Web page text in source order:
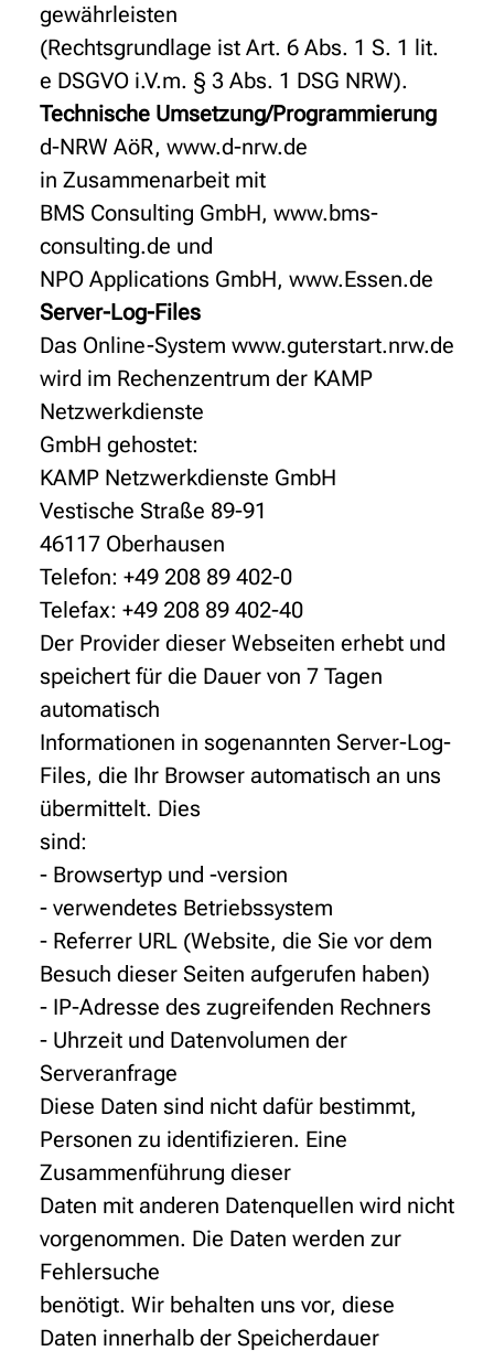
gewährleisten
(Rechtsgrundlage ist Art. 6 Abs. 1 S. 1 lit.
e DSGVO i.V.m. § 3 Abs. 1 DSG NRW).
Technische Umsetzung/Programmierung
d-NRW AöR, www.d-nrw.de
in Zusammenarbeit mit
BMS Consulting GmbH, www.bms-
consulting.de und
NPO Applications GmbH, www.Essen.de
Server-Log-Files
Das Online-System www.guterstart.nrw.de
wird im Rechenzentrum der KAMP
Netzwerkdienste
GmbH gehostet:
KAMP Netzwerkdienste GmbH
Vestische Straße 89-91
46117 Oberhausen
Telefon: +49 208 89 402-0
Telefax: +49 208 89 402-40
Der Provider dieser Webseiten erhebt und
speichert für die Dauer von 7 Tagen
automatisch
Informationen in sogenannten Server-Log-
Files, die Ihr Browser automatisch an uns
übermittelt. Dies
sind:
- Browsertyp und -version
- verwendetes Betriebssystem
- Referrer URL (Website, die Sie vor dem
Besuch dieser Seiten aufgerufen haben)
- IP-Adresse des zugreifenden Rechners
- Uhrzeit und Datenvolumen der
Serveranfrage
Diese Daten sind nicht dafür bestimmt,
Personen zu identifizieren. Eine
Zusammenführung dieser
Daten mit anderen Datenquellen wird nicht
vorgenommen. Die Daten werden zur
Fehlersuche
benötigt. Wir behalten uns vor, diese
Daten innerhalb der Speicherdauer